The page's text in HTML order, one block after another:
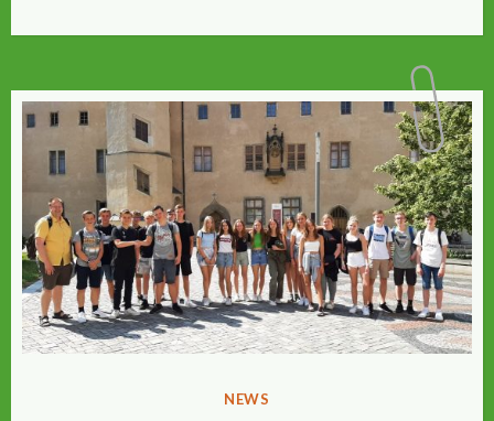
VERÖFFENTLICHT
NEWS